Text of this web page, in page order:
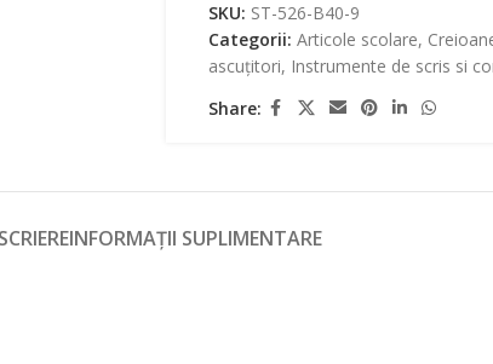
SKU: ST-526-B40-9
Categorii: Articole scolare,
ascuțitori, Instrumente de scris si
Share:
INFORMAȚII SUPLIMENTARE